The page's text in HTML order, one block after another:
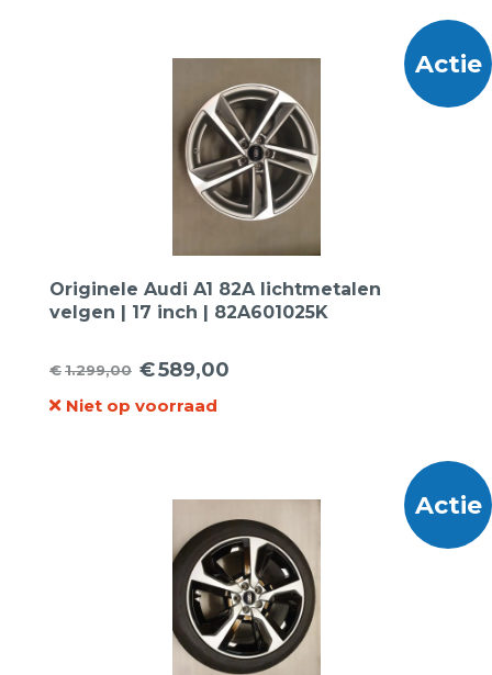
Actie
Originele Audi A1 82A lichtmetalen
velgen | 17 inch | 82A601025K
€1.299,00
Oorspronkelijke
prijs
€589,00
Huidige
prijs
Niet op voorraad
Actie